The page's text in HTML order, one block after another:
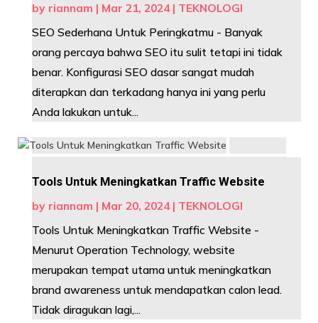
by riannam | Mar 21, 2024| TEKNOLOGI
SEO Sederhana Untuk Peringkatmu - Banyak
orang percaya bahwa SEO itu sulit tetapi ini tidak
benar. Konfigurasi SEO dasar sangat mudah
diterapkan dan terkadang hanya ini yang perlu
Anda lakukan untuk...
Tools Untuk Meningkatkan Traffic Website
by riannam | Mar 20, 2024| TEKNOLOGI
Tools Untuk Meningkatkan Traffic Website -
Menurut Operation Technology, website
merupakan tempat utama untuk meningkatkan
brand awareness untuk mendapatkan calon lead.
Tidak diragukan lagi,...